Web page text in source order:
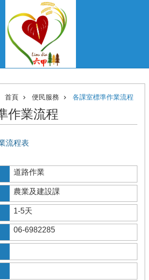
首頁 便民服務 各課室標準作業流程
作業流程
流程表
道路作業
農業及建設課
1-5天
06-6982285